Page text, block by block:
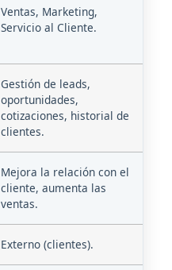
Ventas, Marketing,
Servicio al Cliente.
Gestión de leads,
oportunidades,
cotizaciones, historial de
clientes.
Mejora la relación con el
cliente, aumenta las
ventas.
Externo (clientes).